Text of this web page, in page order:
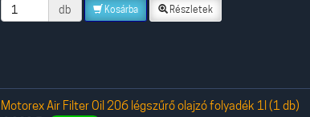
db Kosárba Részletek
Motorex Air Filter Oil 206 légszűrő olajzó folyadék 1l (1 db)